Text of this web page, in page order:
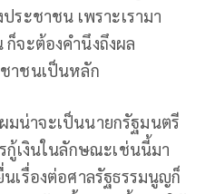
ระชาชน เพราะเรามา
จะต้องคำนึงถึงผล
าชนเป็นหลัก
มน่าจะเป็นนายกรัฐมนตรี
กู้เงินในลักษณะเช่นนี้มา
เรื่องต่อศาลรัฐธรรมนูญก็